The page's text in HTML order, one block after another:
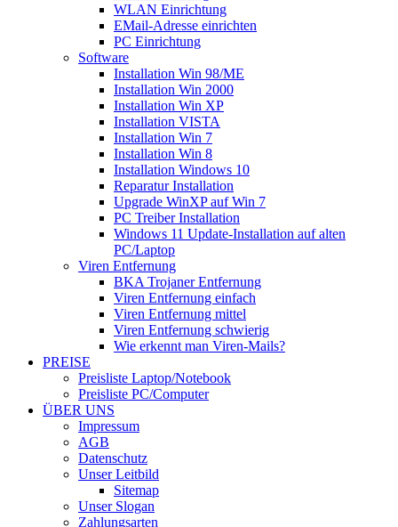
WLAN Einrichtung
EMail-Adresse einrichten
PC Einrichtung
Software
Installation Win 98/ME
Installation Win 2000
Installation Win XP
Installation VISTA
Installation Win 7
Installation Win 8
Installation Windows 10
Reparatur Installation
Upgrade WinXP auf Win 7
PC Treiber Installation
Windows 11 Update-Installation auf alten
PC/Laptop
Viren Entfernung
BKA Trojaner Entfernung
Viren Entfernung einfach
Viren Entfernung mittel
Viren Entfernung schwierig
Wie erkennt man Viren-Mails?
PREISE
Preisliste Laptop/Notebook
Preisliste PC/Computer
ÜBER UNS
Impressum
AGB
Datenschutz
Unser Leitbild
Sitemap
Unser Slogan
Zahlungsarten